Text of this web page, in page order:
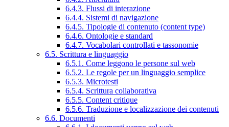
6.4.3. Flussi di interazione
6.4.4. Sistemi di navigazione
6.4.5. Tipologie di contenuto (content type)
6.4.6. Ontologie e standard
6.4.7. Vocabolari controllati e tassonomie
6.5. Scrittura e linguaggio
6.5.1. Come leggono le persone sul web
6.5.2. Le regole per un linguaggio semplice
6.5.3. Microtesti
6.5.4. Scrittura collaborativa
6.5.5. Content critique
6.5.6. Traduzione e localizzazione dei contenuti
6.6. Documenti